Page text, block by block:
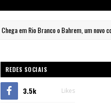
Branco o Bahrem, um novo conceito
REDES SOCIAIS
3.5k Likes